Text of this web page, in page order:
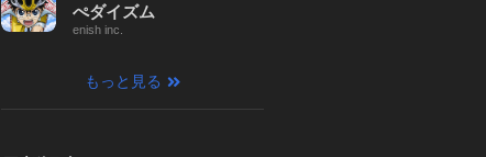
ぺダイズム
enish inc.
もっと見る